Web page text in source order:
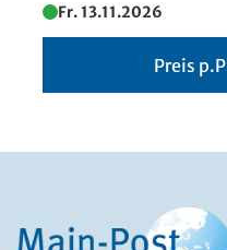
Fr. 13.11.2026
Preis